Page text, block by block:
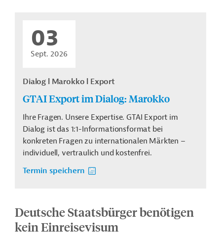
03
Sept. 2026
Dialog l Marokko l Export
GTAI Export im Dialog: Marokko
Ihre Fragen. Unsere Expertise. GTAI Export im
Dialog ist das 1:1-Informationsformat bei
konkreten Fragen zu internationalen Märkten –
individuell, vertraulich und kostenfrei.
Termin speichern
Deutsche Staatsbürger benötigen
kein Einreisevisum